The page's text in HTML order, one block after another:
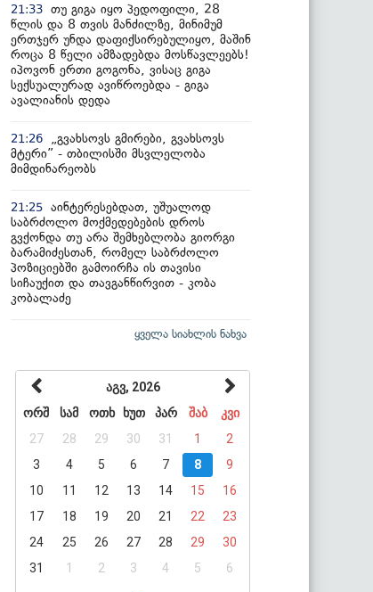
21:33 თუ გიგა იყო პედოფილი, 28
წლის და 8 თვის მანძილზე, მინიმუმ
ერთჯერ უნდა დაფიქსირებულიყო, მაშინ
როცა 8 წელი ამზადებდა მოსწავლეებს!
იპოვონ ერთი გოგონა, ვისაც გიგა
სექსუალურად ავიწროებდა - გიგა
ავალიანის დედა
21:26
„გვახსოვს გმირები, გვახსოვს
მტერი” - თბილისში მსვლელობა
მიმდინარეობს
21:25 აინტერესებდათ, უშუალოდ
საბრძოლო მოქმედებების დროს
გვქონდა თუ არა შემხებლობა გიორგი
ბარამიძესთან, რომელ საბრძოლო
პოზიციებში გამოირჩა ის თავისი
სიჩაუქით და თავგანწირვით - კობა
კობალაძე
ყველა სიახლის ნახვა
აგვ, 2026
ორშ
სამ ოთხ ხუთ პარ შაბ
კვი
27
28 29 30 31 1
2
3
4 5 6 7 8
9
10
11 12 13 14 15
16
17
18 19 20 21 22
23
24
25 26 27 28 29
30
31
1 2 3 4 5 6